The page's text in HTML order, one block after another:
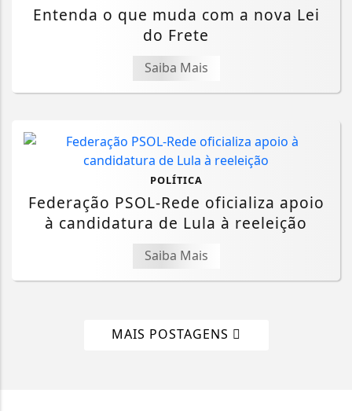
Entenda o que muda com a nova Lei
do Frete
Saiba Mais
POLÍTICA
Federação PSOL-Rede oficializa apoio
à candidatura de Lula à reeleição
Saiba Mais
MAIS POSTAGENS